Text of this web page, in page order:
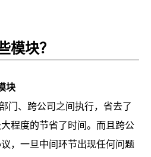
模块？
块
门、跨公司之间执行，省去了
程度的节省了时间。而且跨公
，一旦中间环节出现任何问题